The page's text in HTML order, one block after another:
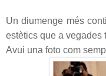
Un diumenge més
estètics que a vegades
Avui una foto com